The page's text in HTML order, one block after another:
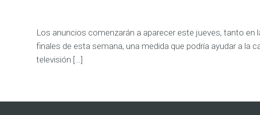
Los anuncios comenzarán a aparecer este jueves, tanto
finales de esta semana, una medida que podría ayudar a la
televisión […]